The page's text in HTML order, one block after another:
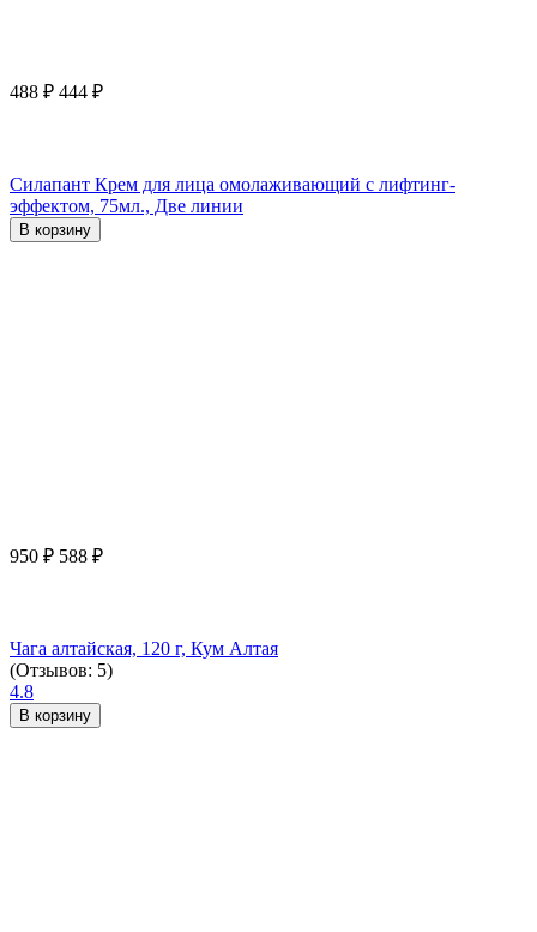
488 ₽ 444 ₽
Силапант Крем для лица омолаживающий с лифтинг-
эффектом, 75мл., Две линии
В корзину
950 ₽ 588 ₽
Чага алтайская, 120 г, Кум Алтая
(Отзывов: 5)
4.8
В корзину